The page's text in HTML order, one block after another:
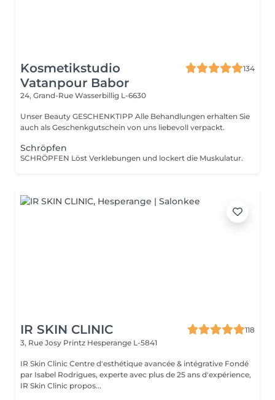
Kosmetikstudio
Vatanpour Babor
134
24, Grand-Rue Wasserbillig L-6630
Unser Beauty GESCHENKTIPP Alle Behandlungen erhalten Sie
auch als Geschenkgutschein von uns liebevoll verpackt.
Schröpfen
SCHRÖPFEN Löst Verklebungen und lockert die Muskulatur.
IR SKIN CLINIC
118
3, Rue Josy Printz Hesperange L-5841
IR Skin Clinic Centre d'esthétique avancée & intégrative Fondé
par Isabel Rodrigues, experte avec plus de 25 ans d'expérience,
IR Skin Clinic propos...